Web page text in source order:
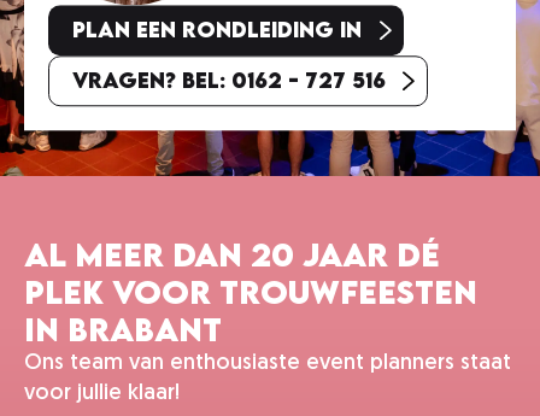
Plan een rondleiding in
Vragen? Bel: 0162 - 727 516
Al meer dan 20 jaar dé
plek voor trouwfeesten
in Brabant
Ons team van enthousiaste event planners staat
voor jullie klaar!